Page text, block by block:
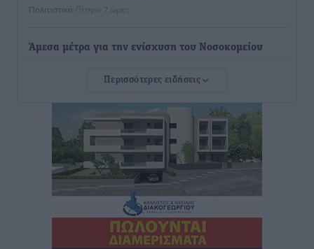
Πολιτιστικά πριν 7 ώρες
Άμεσα μέτρα για την ενίσχυση του Νοσοκομείου
ανακοίνωσε ο Άδωνις Γεωργιάδης
Iατρικός Σύλλογος Ροδου προς Α. Γεωργιάδη:
Στρατηγικές Προτάσεις για την Ενίσχυση της
Δημόσιας Υγείας στη Νησιωτική Ελλάδα και στα
Νοσοκομεία της Γ΄ Ζώνης
πριν 7 ώρες
Πάνθηρες: Ξεκίνησαν αισιόδοξοι για την παρθενική
Περισσότερες ειδήσεις